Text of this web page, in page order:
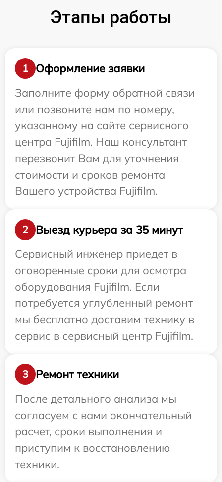
Этапы работы
1
Оформление заявки
Заполните форму обратной связи
или позвоните нам по номеру,
указанному на сайте сервисного
центра Fujifilm. Наш консультант
перезвонит Вам для уточнения
стоимости и сроков ремонта
Вашего устройства Fujifilm.
2
Выезд курьера за 35 минут
Сервисный инженер приедет в
оговоренные сроки для осмотра
оборудования Fujifilm. Если
потребуется углубленный ремонт
мы бесплатно доставим технику в
сервис в сервисный центр Fujifilm.
3
Ремонт техники
После детального анализа мы
согласуем с вами окончательный
расчет, сроки выполнения и
приступим к восстановлению
техники.